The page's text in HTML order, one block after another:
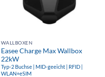
WALLBOXEN
Easee Charge Max Wallbox
22kW
Typ-2 Buchse | MID-geeicht | RFID |
WLAN+eSIM